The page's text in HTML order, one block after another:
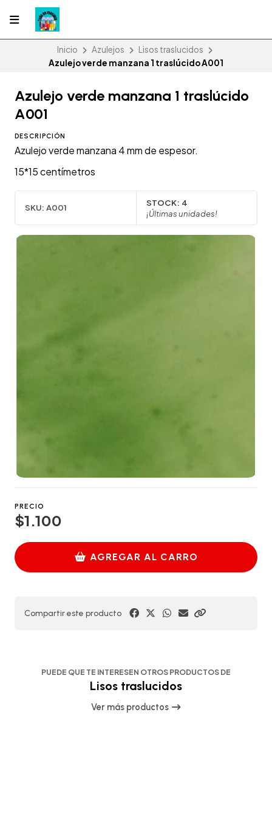
Inicio Azulejos
Lisos traslucidos
Azulejo verde manzana 1 traslúcido A001
Azulejo verde manzana 1 traslúcido
A001
DESCRIPCIÓN
Azulejo verde manzana 4 mm de espesor.
15*15 centímetros
SKU: A001 STOCK: 4
¡Últimas unidades!
PRECIO
$1.100
AGREGAR AL CARRO
Compartir este producto
PUEDE QUE TE INTERESEN OTROS PRODUCTOS DE
Lisos traslucidos
Ver más productos